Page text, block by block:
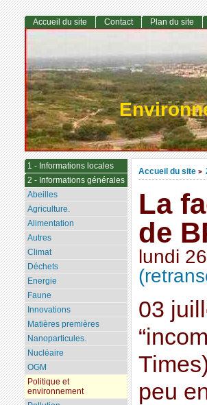
Accueil du site >
La
de
lundi
03
peu
Accueil du site Contact Plan du site
1 - Informations locales
2 - Informations générales
Abeilles
Agriculture.
Alimentation
Autres
Climat
Déchets
Energie
Faune
Innovations
Matières premières
Nanoparticules.
Nucléaire
OGM
Politique et
environnement